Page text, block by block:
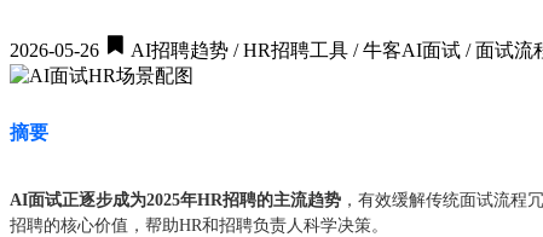
2026-05-26 AI招聘趋势 / HR招聘工具 / 牛客AI面试 / 面试
摘要
AI面试正逐步成为2025年HR招聘的主流趋势 ，有效缓解传统面试流程
招聘的核心价值，帮助HR和招聘负责人科学决策。